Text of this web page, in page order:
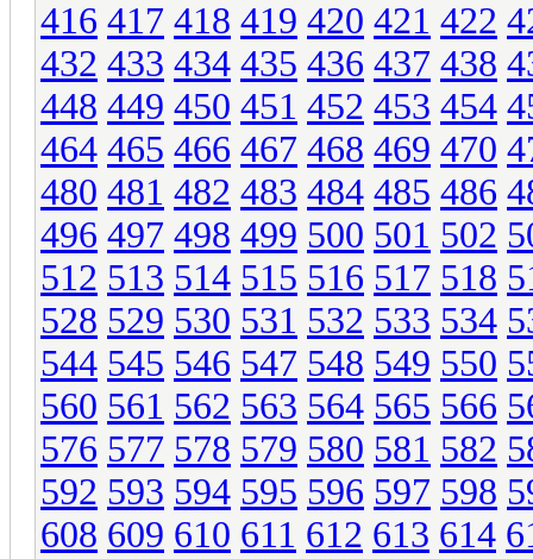
416 417 418 419 420 421 422
432 433 434 435 436 437 438
448 449 450 451 452 453 454
464 465 466 467 468 469 470
480 481 482 483 484 485 486
496 497 498 499 500 501 502
512 513 514 515 516 517 518
528 529 530 531 532 533 534
544 545 546 547 548 549 550
560 561 562 563 564 565 566
576 577 578 579 580 581 582
592 593 594 595 596 597 598
608 609 610 611 612 613 614